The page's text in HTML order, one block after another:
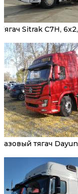
Тягач Sitrak C7H,
Газовый тягач